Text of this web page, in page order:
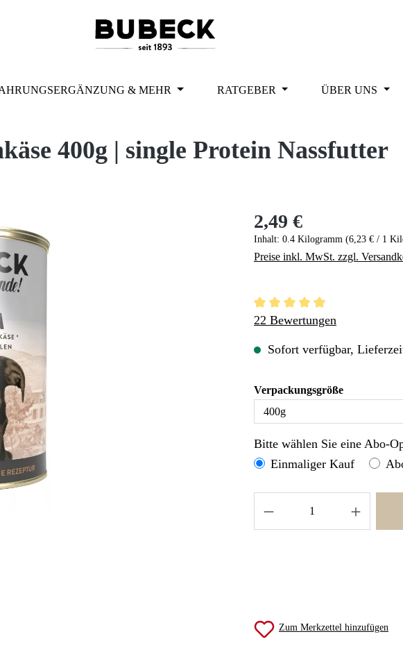
& MEHR RATGEBER ÜBER UNS
400g | single Protein Nassfutter
Regulärer Preis:
2,49 €
Inhalt: 0.4 Kilogramm (6,23 € / 1
Preise inkl. MwSt. zzgl.
Durchschnittliche Bewertung
22 Bewertungen
Sofort verfügbar,
Verpackungsgrößeauswählen
Bitte wählen Sie eine Abo-
Einmaliger Kauf
Zum Merkzettel hinzufügen